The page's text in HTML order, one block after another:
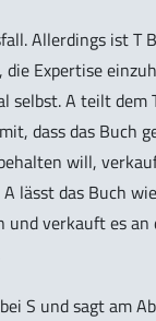
Allerdings ist T
Expertise
selbst. A teilt dem
dass das Buch
will,
lässt das Buch
und verkauft es an
S und sagt am